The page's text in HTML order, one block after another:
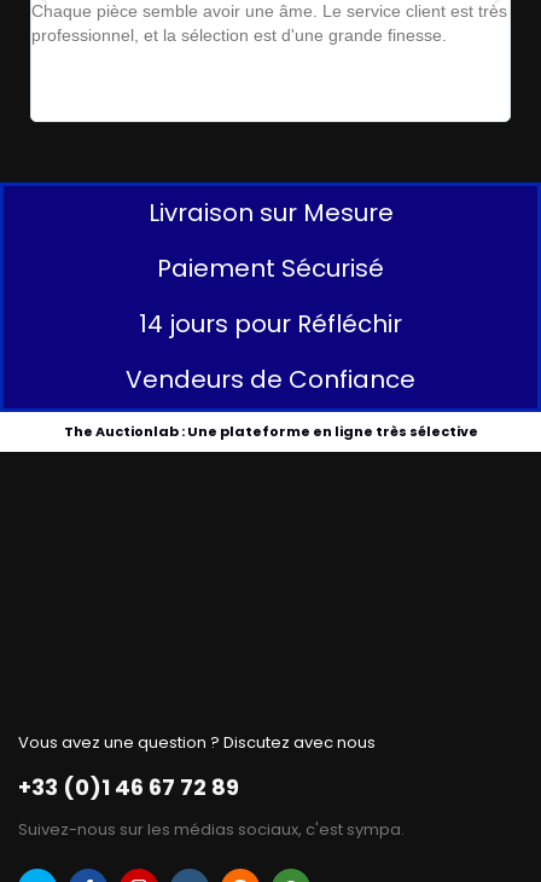
Chaque pièce semble avoir une âme. Le service client est très
professionnel, et la sélection est d'une grande finesse.
Livraison sur Mesure
Paiement Sécurisé
14 jours pour Réfléchir
Vendeurs de Confiance
The Auctionlab : Une plateforme en ligne très sélective
Vous avez une question ? Discutez avec nous
+33 (0)1 46 67 72 89
Suivez-nous sur les médias sociaux, c'est sympa.